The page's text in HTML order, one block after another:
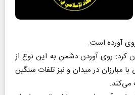
آورده است.
کرد: روی آوردن دشمن به این نوع از
با مبارزان در میدان و نیز تلفات سنگین
می‌کند.